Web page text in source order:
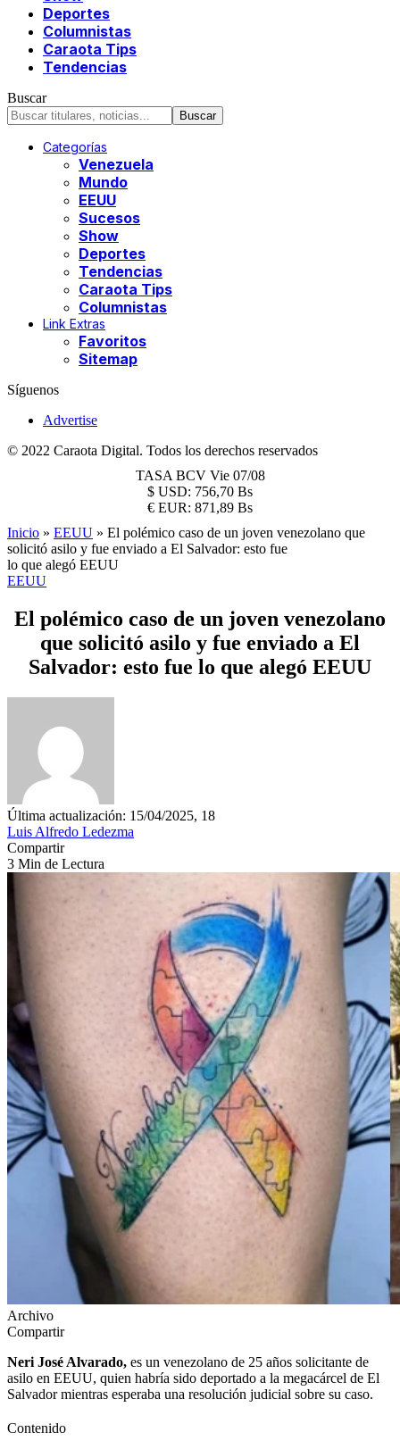
Deportes
Columnistas
Caraota Tips
Tendencias
Buscar
Categorías
Venezuela
Mundo
EEUU
Sucesos
Show
Deportes
Tendencias
Caraota Tips
Columnistas
Link Extras
Favoritos
Sitemap
Síguenos
Advertise
© 2022 Caraota Digital. Todos los derechos reservados
TASA BCV Vie 07/08
$ USD: 756,70 Bs
€ EUR: 871,89 Bs
Inicio » EEUU » El polémico caso de un joven venezolano que
solicitó asilo y fue enviado a El Salvador: esto fue
lo que alegó EEUU
EEUU
El polémico caso de un joven venezolano
que solicitó asilo y fue enviado a El
Salvador: esto fue lo que alegó EEUU
Última actualización: 15/04/2025, 18
Luis Alfredo Ledezma
Compartir
3 Min de Lectura
Archivo
Compartir
Neri José Alvarado, es un venezolano de 25 años solicitante de
asilo en EEUU, quien habría sido deportado a la megacárcel de El
Salvador mientras esperaba una resolución judicial sobre su caso.
Contenido